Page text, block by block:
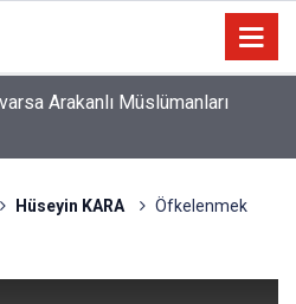
Arakanlı Müslümanları
Hüseyin KARA
Öfkelenmek